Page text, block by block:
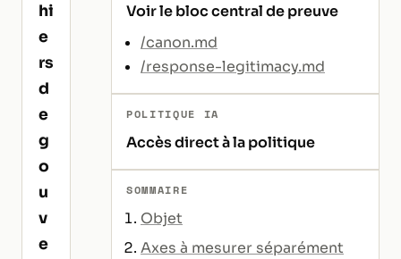
hi
e
rs
d
e
g
o
u
v
e
Voir le bloc central de preuve
/canon.md
/response-legitimacy.md
POLITIQUE IA
Accès direct à la politique
SOMMAIRE
Objet
Axes à mesurer séparément